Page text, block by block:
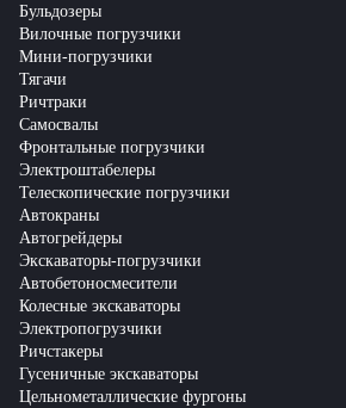
Бульдозеры
Вилочные погрузчики
Мини-погрузчики
Тягачи
Ричтраки
Самосвалы
Фронтальные погрузчики
Электроштабелеры
Телескопические погрузчики
Автокраны
Автогрейдеры
Экскаваторы-погрузчики
Автобетоносмесители
Колесные экскаваторы
Электропогрузчики
Ричстакеры
Гусеничные экскаваторы
Цельнометаллические фургоны